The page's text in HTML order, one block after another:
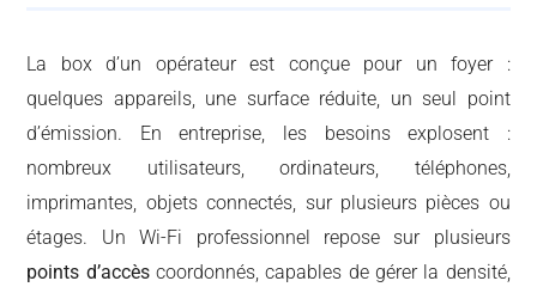
La box d’un opérateur est conçue pour un foyer :
quelques appareils, une surface réduite, un seul point
d’émission. En entreprise, les besoins explosent :
nombreux utilisateurs, ordinateurs, téléphones,
imprimantes, objets connectés, sur plusieurs pièces ou
étages. Un Wi-Fi professionnel repose sur plusieurs
points d’accèscoordonnés, capables de gérer la densité,